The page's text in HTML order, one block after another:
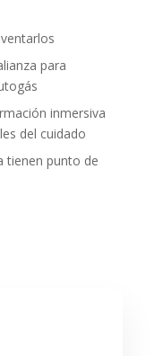
para
inmersiva
del cuidado
tienen punto de